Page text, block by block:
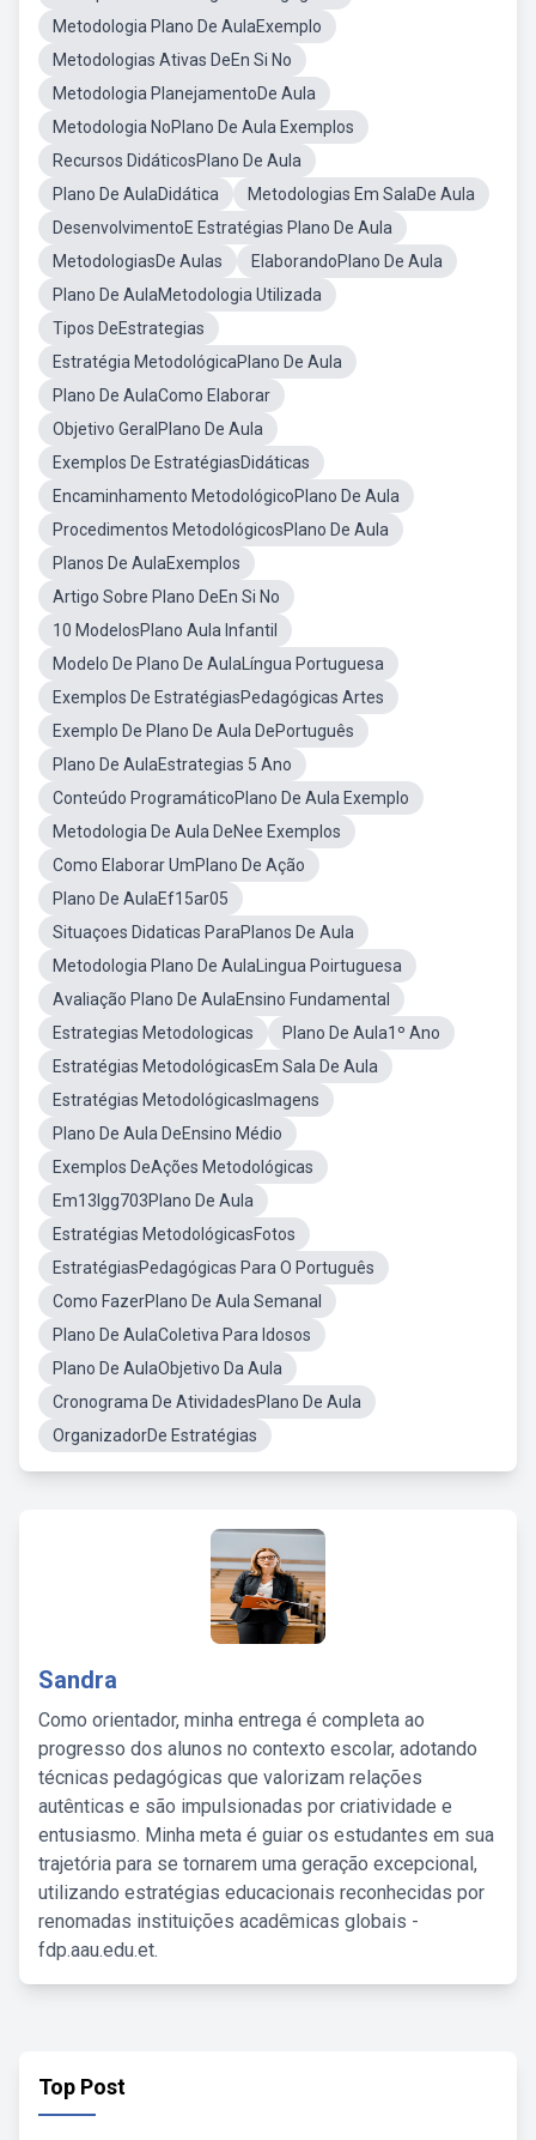
Metodologia Plano De AulaExemplo
Metodologias Ativas DeEn Si No
Metodologia PlanejamentoDe Aula
Metodologia NoPlano De Aula Exemplos
Recursos DidáticosPlano De Aula
Plano De AulaDidática
Metodologias Em SalaDe Aula
DesenvolvimentoE Estratégias Plano De Aula
MetodologiasDe Aulas
ElaborandoPlano De Aula
Plano De AulaMetodologia Utilizada
Tipos DeEstrategias
Estratégia MetodológicaPlano De Aula
Plano De AulaComo Elaborar
Objetivo GeralPlano De Aula
Exemplos De EstratégiasDidáticas
Encaminhamento MetodológicoPlano De Aula
Procedimentos MetodológicosPlano De Aula
Planos De AulaExemplos
Artigo Sobre Plano DeEn Si No
10 ModelosPlano Aula Infantil
Modelo De Plano De AulaLíngua Portuguesa
Exemplos De EstratégiasPedagógicas Artes
Exemplo De Plano De Aula DePortuguês
Plano De AulaEstrategias 5 Ano
Conteúdo ProgramáticoPlano De Aula Exemplo
Metodologia De Aula DeNee Exemplos
Como Elaborar UmPlano De Ação
Plano De AulaEf15ar05
Situaçoes Didaticas ParaPlanos De Aula
Metodologia Plano De AulaLingua Poirtuguesa
Avaliação Plano De AulaEnsino Fundamental
Estrategias Metodologicas
Plano De Aula1º Ano
Estratégias MetodológicasEm Sala De Aula
Estratégias MetodológicasImagens
Plano De Aula DeEnsino Médio
Exemplos DeAções Metodológicas
Em13lgg703Plano De Aula
Estratégias MetodológicasFotos
EstratégiasPedagógicas Para O Português
Como FazerPlano De Aula Semanal
Plano De AulaColetiva Para Idosos
Plano De AulaObjetivo Da Aula
Cronograma De AtividadesPlano De Aula
OrganizadorDe Estratégias
Sandra
Como orientador, minha entrega é completa ao
progresso dos alunos no contexto escolar, adotando
técnicas pedagógicas que valorizam relações
autênticas e são impulsionadas por criatividade e
entusiasmo. Minha meta é guiar os estudantes em sua
trajetória para se tornarem uma geração excepcional,
utilizando estratégias educacionais reconhecidas por
renomadas instituições acadêmicas globais -
fdp.aau.edu.et.
Top Post